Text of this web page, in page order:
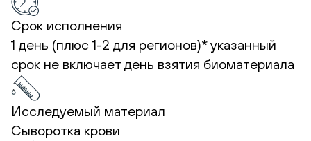
Срок исполнения
1 день (плюс 1-2 для регионов)*указанный
срок не включает день взятия биоматериала
Исследуемый материал
Сыворотка крови